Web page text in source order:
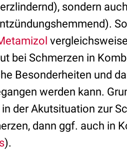
sondern auch
bei Schmerzen in
Besonderheiten und
werden kann.
der Akutsituation zur
dann ggf. auch in
).